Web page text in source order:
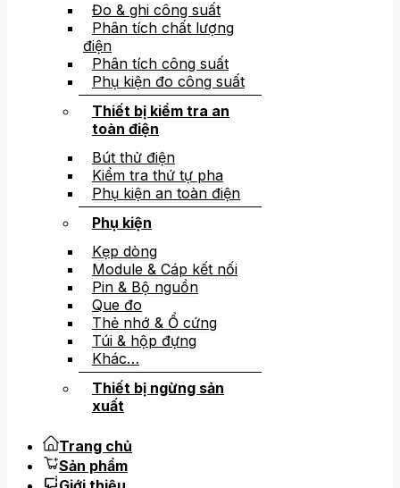
Đo & ghi công suất
Phân tích chất lượng
điện
Phân tích công suất
Phụ kiện đo công suất
Thiết bị kiểm tra an
toàn điện
Bút thử điện
Kiểm tra thứ tự pha
Phụ kiện an toàn điện
Phụ kiện
Kẹp dòng
Module & Cáp kết nối
Pin & Bộ nguồn
Que đo
Thẻ nhớ & Ổ cứng
Túi & hộp đựng
Khác…
Thiết bị ngừng sản
xuất
Trang chủ
Sản phẩm